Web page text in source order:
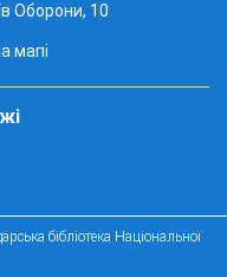
Оборони, 10
мапі
бібліотека Національної